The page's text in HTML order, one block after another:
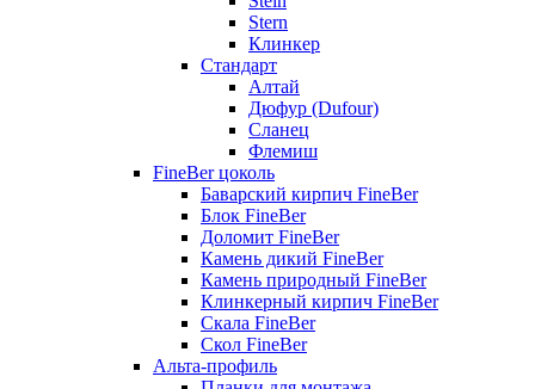
Stern
Клинкер
Стандарт
Алтай
Дюфур (Dufour)
Сланец
Флемиш
FineBer цоколь
Баварский кирпич FineBer
Блок FineBer
Доломит FineBer
Камень дикий FineBer
Камень природный FineBer
Клинкерный кирпич FineBer
Скала FineBer
Скол FineBer
Альта-профиль